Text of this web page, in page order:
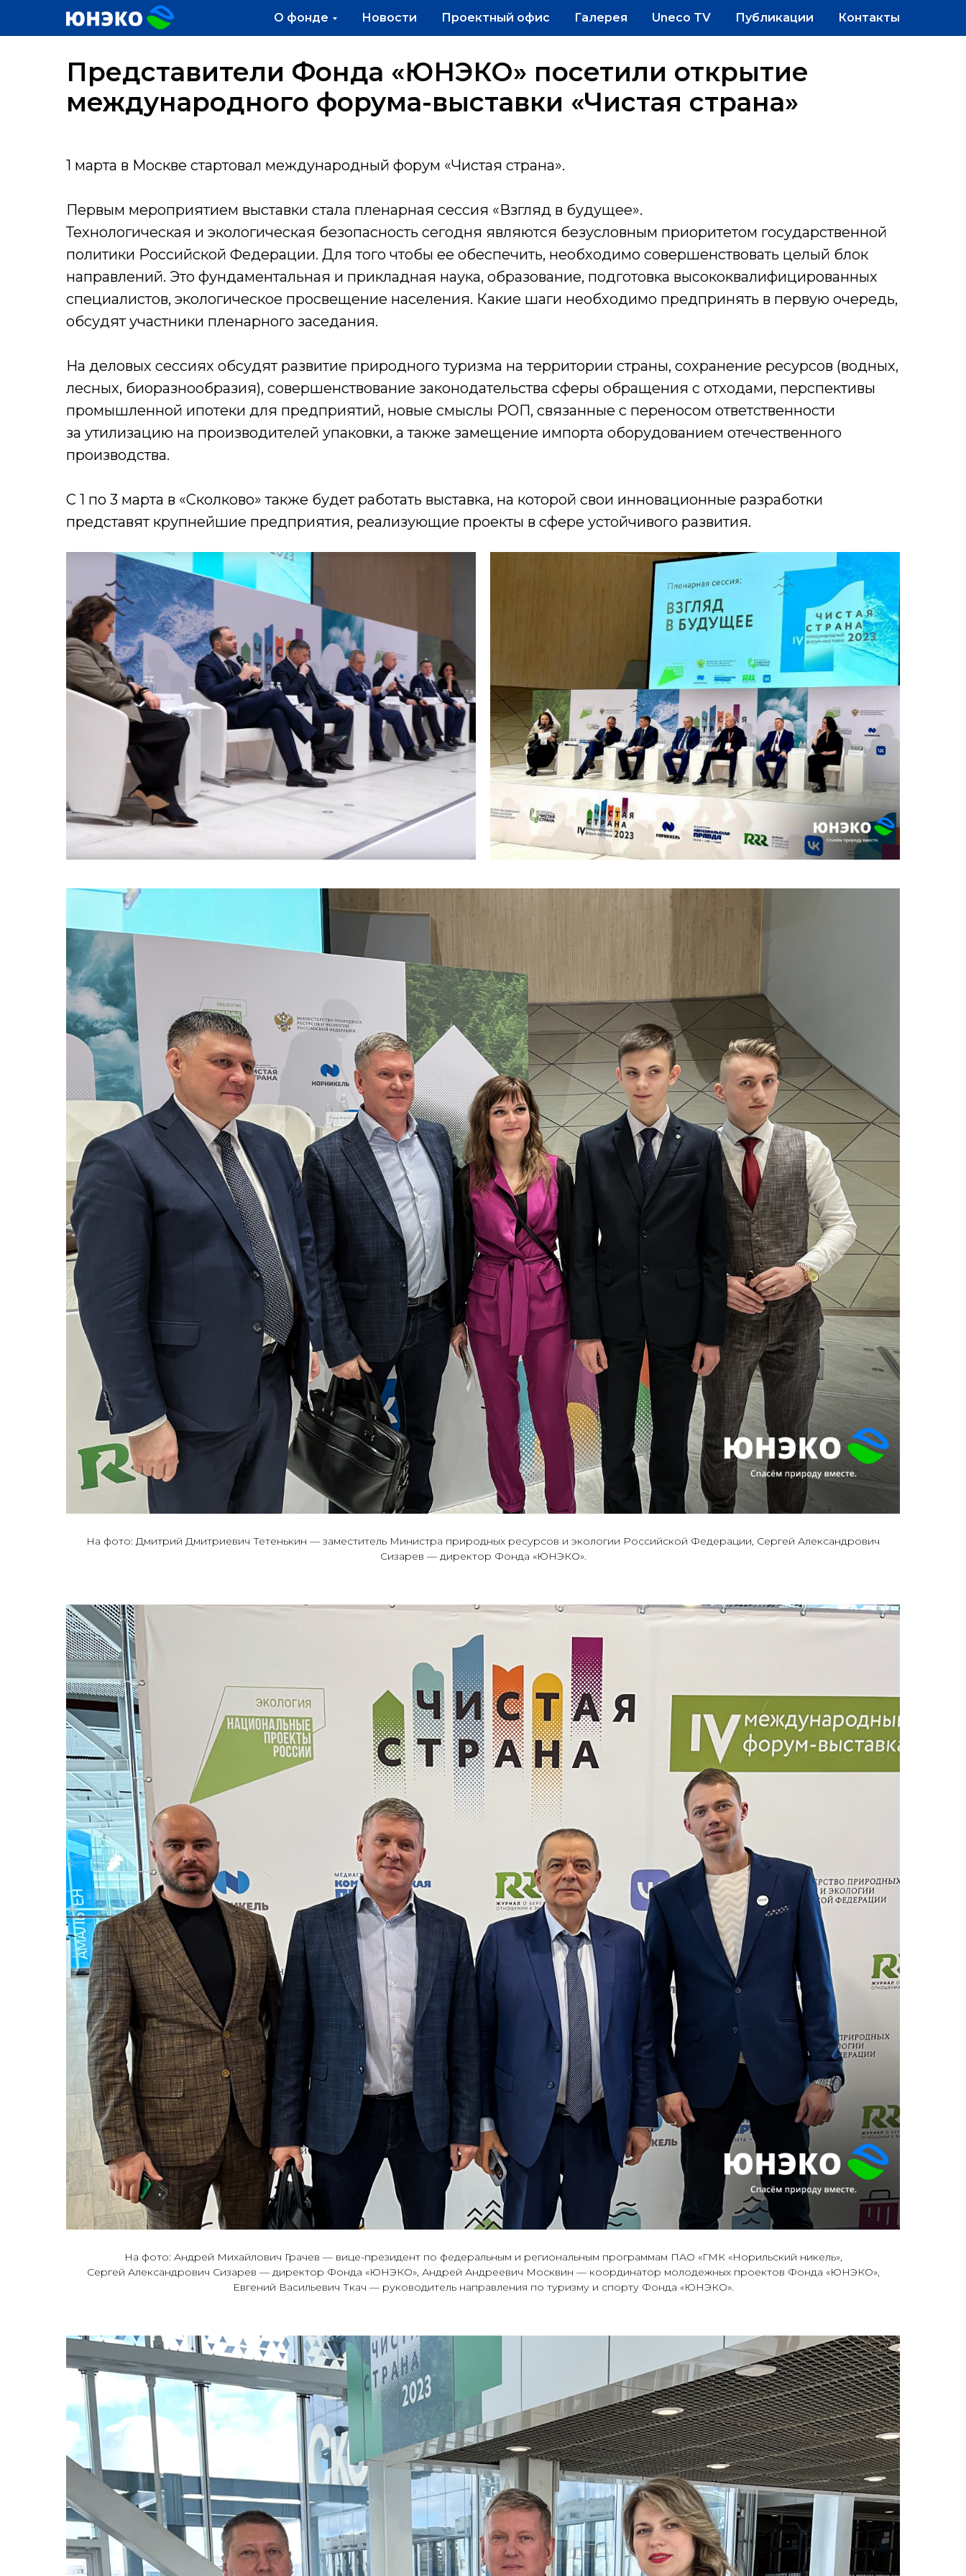
О фонде Новости Проектный офис Галерея Uneco TV Публикации Контакты
Представители Фонда «ЮНЭКО» посетили открытие
международного форума-выставки «Чистая страна»
1 марта в Москве стартовал международный форум «Чистая страна».
Первым мероприятием выставки стала пленарная сессия «Взгляд в будущее».
Технологическая и экологическая безопасность сегодня являются безусловным приоритетом государственной
политики Российской Федерации. Для того чтобы ее обеспечить, необходимо совершенствовать целый блок
направлений. Это фундаментальная и прикладная наука, образование, подготовка высококвалифицированных
специалистов, экологическое просвещение населения. Какие шаги необходимо предпринять в первую очередь,
обсудят участники пленарного заседания.
На деловых сессиях обсудят развитие природного туризма на территории страны, сохранение ресурсов (водных,
лесных, биоразнообразия), совершенствование законодательства сферы обращения с отходами, перспективы
промышленной ипотеки для предприятий, новые смыслы РОП, связанные с переносом ответственности
за утилизацию на производителей упаковки, а также замещение импорта оборудованием отечественного
производства.
С 1 по 3 марта в «Сколково» также будет работать выставка, на которой свои инновационные разработки
представят крупнейшие предприятия, реализующие проекты в сфере устойчивого развития.
На фото: Дмитрий Дмитриевич Тетенькин — заместитель Министра природных ресурсов и экологии Российской Федерации, Сергей Александрович
Сизарев — директор Фонда «ЮНЭКО».
На фото: Андрей Михайлович Грачев — вице-президент по федеральным и региональным программам ПАО «ГМК «Норильский никель»,
Сергей Александрович Сизарев — директор Фонда «ЮНЭКО», Андрей Андреевич Москвин — координатор молодежных проектов Фонда «ЮНЭКО»,
Евгений Васильевич Ткач — руководитель направления по туризму и спорту Фонда «ЮНЭКО».